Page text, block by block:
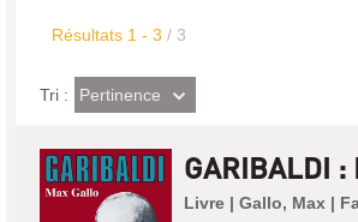
Résultats 1 - 3 / 3
Tri :(Effet
imédiat)
Pertinence
GARIBALDI :
Livre | Gallo, Max |